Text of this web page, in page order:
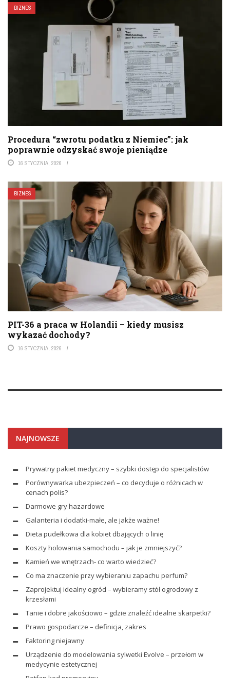
BIZNES
Procedura “zwrotu podatku z Niemiec”: jak
poprawnie odzyskać swoje pieniądze
16 STYCZNIA, 2026
BIZNES
PIT-36 a praca w Holandii – kiedy musisz
wykazać dochody?
16 STYCZNIA, 2026
NAJNOWSZE
Prywatny pakiet medyczny – szybki dostęp do specjalistów
Porównywarka ubezpieczeń – co decyduje o różnicach w
cenach polis?
Darmowe gry hazardowe
Galanteria i dodatki-małe, ale jakże ważne!
Dieta pudełkowa dla kobiet dbających o linię
Koszty holowania samochodu – jak je zmniejszyć?
Kamień we wnętrzach- co warto wiedzieć?
Co ma znaczenie przy wybieraniu zapachu perfum?
Zaprojektuj idealny ogród – wybieramy stół ogrodowy z
krzesłami
Tanie i dobre jakościowo – gdzie znaleźć idealne skarpetki?
Prawo gospodarcze – definicja, zakres
Faktoring niejawny
Urządzenie do modelowania sylwetki Evolve – przełom w
medycynie estetycznej